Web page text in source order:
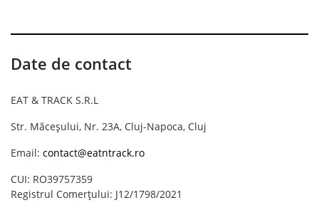
Date de contact
EAT & TRACK S.R.L
Str. Măceșului, Nr. 23A, Cluj-Napoca, Cluj
Email: contact@eatntrack.ro
CUI: RO39757359
Registrul Comerțului: J12/1798/2021